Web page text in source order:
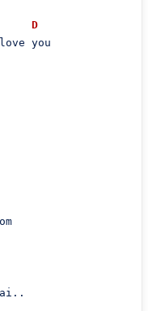
D
you